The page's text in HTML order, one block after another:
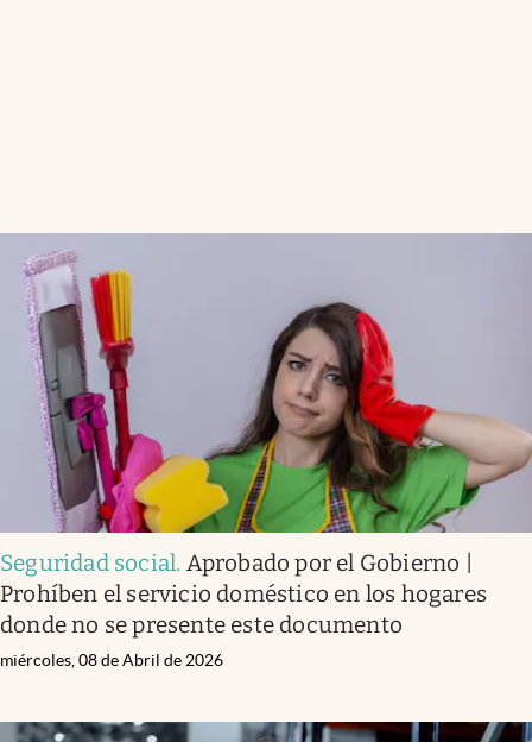
Seguridad social. Aprobado por el Gobierno |
Prohíben el servicio doméstico en los hogares
donde no se presente este documento
miércoles, 08 de Abril de 2026